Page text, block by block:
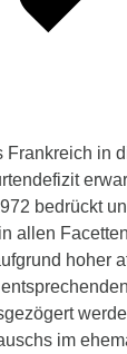
Frankreich in
bedrückt
allen
hoher
im